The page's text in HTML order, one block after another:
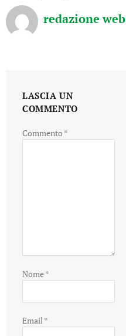
redazione web
LASCIA UN
COMMENTO
Commento *
Nome*
Email*